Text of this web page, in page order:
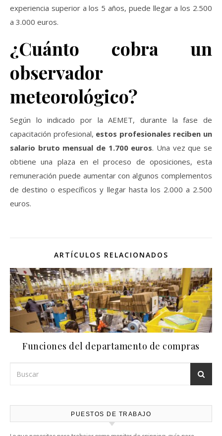
experiencia superior a los 5 años, puede llegar a los 2.500
a 3.000 euros.
¿Cuánto cobra un
observador
meteorológico?
Según lo indicado por la AEMET, durante la fase de
capacitación profesional, estos profesionales reciben un
salario bruto mensual de 1.700 euros. Una vez que se
obtiene una plaza en el proceso de oposiciones, esta
remuneración puede aumentar con algunos complementos
de destino o específicos y llegar hasta los 2.000 a 2.500
euros.
ARTÍCULOS RELACIONADOS
Funciones del departamento de compras
PUESTOS DE TRABAJO